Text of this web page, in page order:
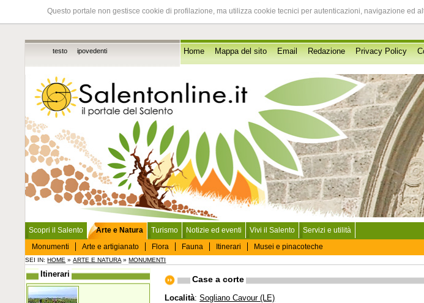
Questo portale non gestisce cookie di profilazione, ma utilizza cookie tecnici per autenticazioni, navigazione ed
testo ipovedenti Home Mappa del sito Email Redazione Privacy Policy
Scopri il Salento
Arte e Natura
Monumenti
Arte e artigianato Flora Fauna Itinerari Musei e pinacoteche
Turismo Notizie ed eventi Vivi il Salento Servizi e utilità
SEI IN:HOME »ARTE E NATURA »MONUMENTI
Case a corte
Località:Sogliano Cavour (LE)
Itinerari